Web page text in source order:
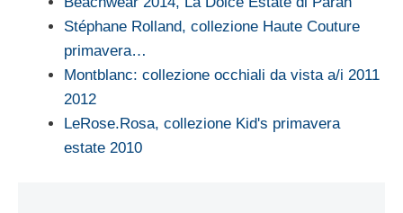
Stéphane Rolland, collezione Haute Couture
primavera…
Montblanc: collezione occhiali da vista a/i 2011
2012
LeRose.Rosa, collezione Kid's primavera
estate 2010